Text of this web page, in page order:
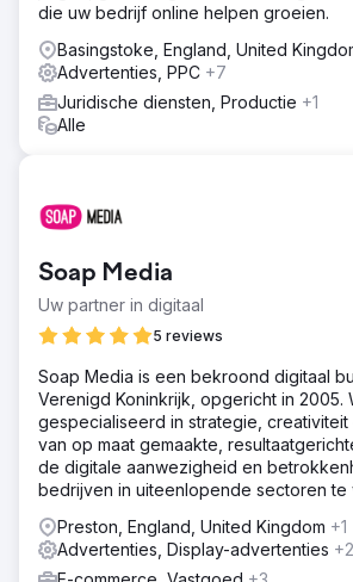
die uw bedrijf online helpen groeien.
Basingstoke, England, United
Advertenties, PPC +7
Juridische diensten, Productie +1
Alle
Soap Media
Uw partner in digitaal
5 reviews
Soap Media is een bekroond digitaal
Verenigd Koninkrijk, opgericht in 2005.
gespecialiseerd in strategie,
van op maat gemaakte,
de digitale aanwezigheid en
bedrijven in uiteenlopende sectoren te
Preston, England, United Kingdom +1
Advertenties, Display-advertenties